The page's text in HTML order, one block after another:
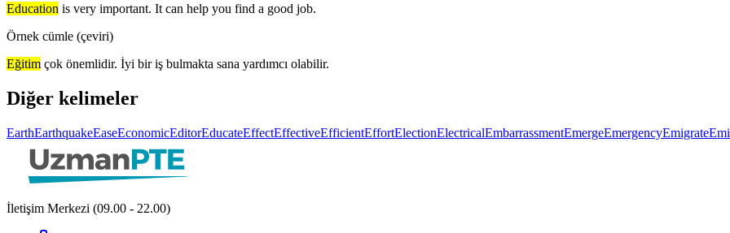
Education is very important. It can help you find a good job.
Örnek cümle (çeviri)
Eğitim çok önemlidir. İyi bir iş bulmakta sana yardımcı olabilir.
Diğer kelimeler
EarthEarthquakeEaseEconomicEditorEducateEffectEffectiveEfficientEffortElectionElectricalEmbarrassmentEmergeEmergencyEmigrate
İletişim Merkezi (09.00 - 22.00)